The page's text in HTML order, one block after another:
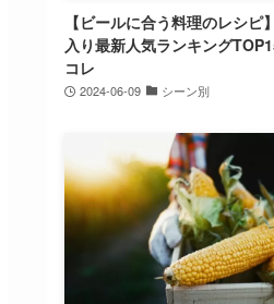
【ビールに合う料理のレシピ
入り最新人気ランキング
コレ
2024-06-09 シーン別